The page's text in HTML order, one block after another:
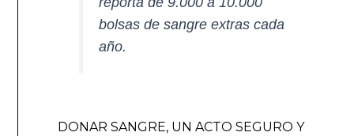
bolsas de sangre extras cada
año.
DONAR SANGRE, UN ACTO SEGURO Y